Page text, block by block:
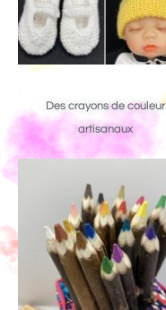
Des crayons de couleur
artisanaux